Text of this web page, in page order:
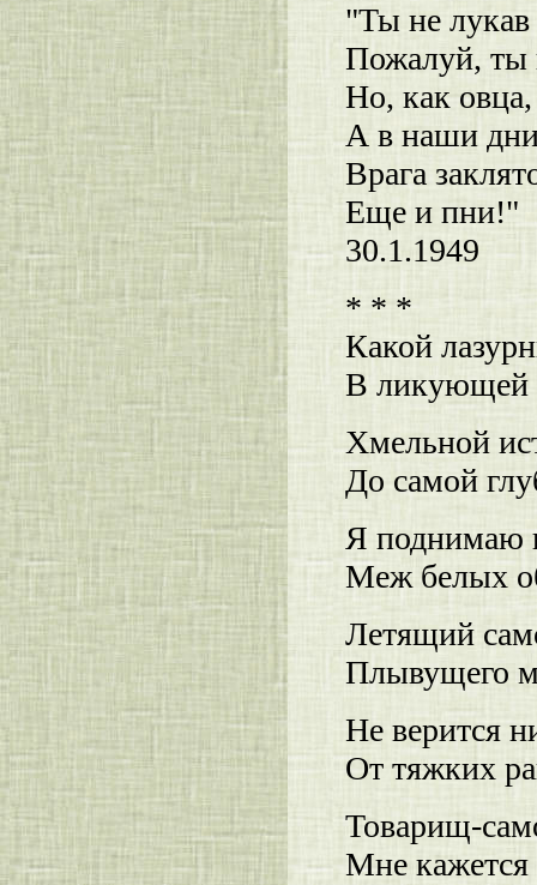
"Ты не
Пожалуй, ты
Но, как
А в наши
Врага
Еще и пни!"
30.1.1949
* * *
Какой
В ликующей
Хмельной
До самой
Я поднимаю
Меж белых
Летящий
Плывущего
Не верится
От тяжких
Товарищ-
Мне кажется